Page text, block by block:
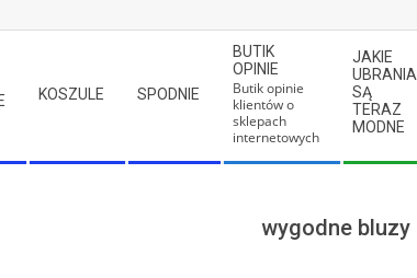
KOSZULE SPODNIE
BUTIK
OPINIE
Butik opinie
klientów o
sklepach
internetowych
JAKIE
UBRANIA
SĄ
TERAZ
MODNE
wygodne bluzy